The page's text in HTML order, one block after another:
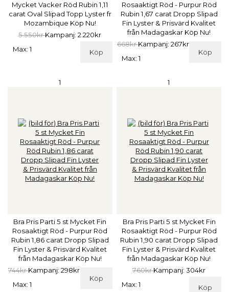
Mycket Vacker Röd Rubin 1,11
carat Oval Slipad Topp Lyster fr
Mozambique Köp Nu!
5.550krKampanj: 2.220kr
Köp
Max: 1
Rosaaktigt Röd - Purpur Röd
Rubin 1,67 carat Dropp Slipad
Fin Lyster & Prisvärd Kvalitet
från Madagaskar Köp Nu!
668krKampanj: 267kr
Köp
Max: 1
1
Bra Pris Parti 5 st Mycket Fin
Rosaaktigt Röd - Purpur Röd
Rubin 1,86 carat Dropp Slipad
Fin Lyster & Prisvärd Kvalitet
från Madagaskar Köp Nu!
744krKampanj: 298kr
Köp
Max: 1
1
Bra Pris Parti 5 st Mycket Fin
Rosaaktigt Röd - Purpur Röd
Rubin 1,90 carat Dropp Slipad
Fin Lyster & Prisvärd Kvalitet
från Madagaskar Köp Nu!
760krKampanj: 304kr
Köp
Max: 1